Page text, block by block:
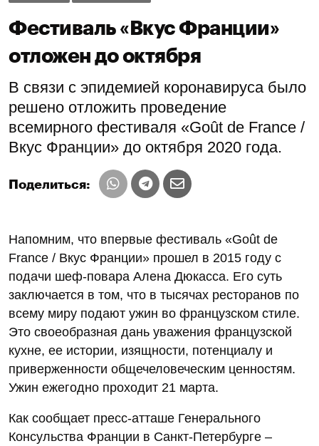
Фестиваль «Вкус Франции»
отложен до октября
В связи с эпидемией коронавируса было
решено отложить проведение
всемирного фестиваля «Goût de France /
Вкус Франции» до октября 2020 года.
Поделиться:
Напомним, что впервые фестиваль «Goût de
France / Вкус Франции» прошел в 2015 году с
подачи шеф-повара Алена Дюкасса. Его суть
заключается в том, что в тысячах ресторанов по
всему миру подают ужин во французском стиле.
Это своеобразная дань уважения французской
кухне, ее истории, изящности, потенциалу и
приверженности общечеловеческим ценностям.
Ужин ежегодно проходит 21 марта.
Как сообщает пресс-атташе Генерального
Консульства Франции в Санкт-Петербурге –